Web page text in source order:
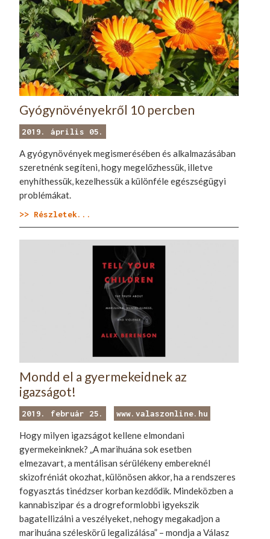
Gyógynövényekről 10 percben
2019. április 05.
A gyógynövények megismerésében és alkalmazásában
szeretnénk segíteni, hogy megelőzhessük, illetve
enyhíthessük, kezelhessük a különféle egészségügyi
problémákat.
>> Részletek...
Mondd el a gyermekeidnek az
igazságot!
2019. február 25. www.valaszonline.hu
Hogy milyen igazságot kellene elmondani
gyermekeinknek? „A marihuána sok esetben
elmezavart, a mentálisan sérülékeny embereknél
skizofréniát okozhat, különösen akkor, ha a rendszeres
fogyasztás tinédzser korban kezdődik. Mindeközben a
kannabiszipar és a drogreformlobbi igyekszik
bagatellizálni a veszélyeket, nehogy megakadjon a
marihuána széleskörű legalizálása” – mondja a Válasz